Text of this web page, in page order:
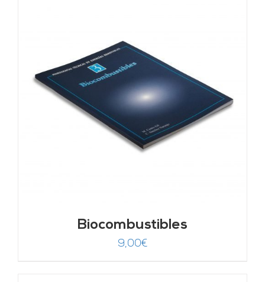
Biocombustibles
9,00€